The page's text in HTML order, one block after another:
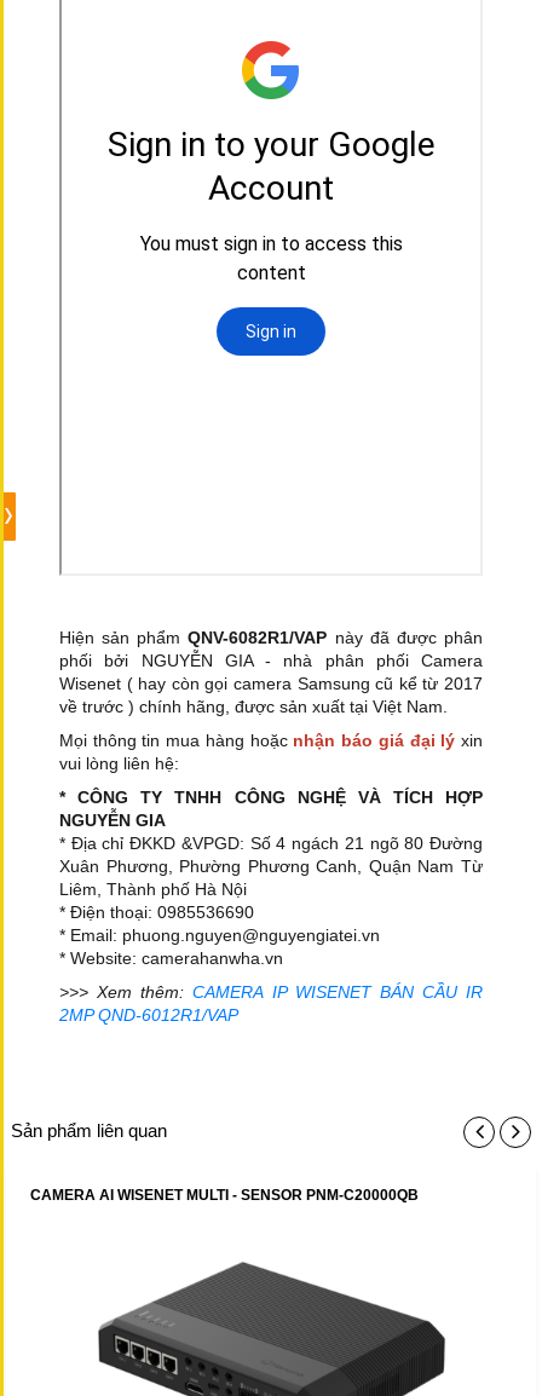
Hiện sản phẩmQNV-6082R1/VAP này đã được phân
phối bởi NGUYỄN GIA - nhà phân phối Camera
Wisenet ( hay còn gọi camera Samsung cũ kể từ 2017
về trước ) chính hãng, được sản xuất tại Việt Nam.
Mọi thông tin mua hàng hoặc nhận báo giá đại lý xin
vui lòng liên hệ:
* CÔNG TY TNHH CÔNG NGHỆ VÀ TÍCH HỢP
NGUYỄN GIA
* Địa chỉ ĐKKD &VPGD: Số 4 ngách 21 ngõ 80 Đường
Xuân Phương, Phường Phương Canh, Quận Nam Từ
Liêm, Thành phố Hà Nội
* Điện thoại: 0985536690
* Email: phuong.nguyen@nguyengiatei.vn
* Website: camerahanwha.vn
>>> Xem thêm:CAMERA IP WISENET BÁN CẦU IR
2MP QND-6012R1/VAP
Sản phẩm liên quan
CAMERA AI WISENET MULTI - SENSOR PNM-C20000QB